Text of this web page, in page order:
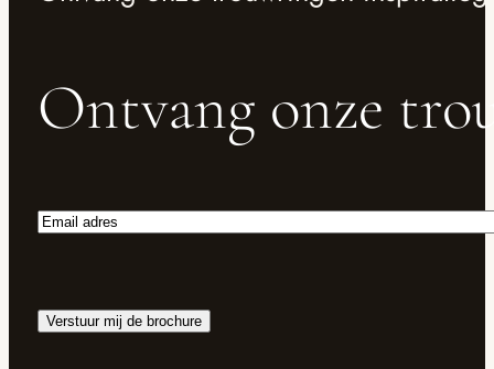
Ontvang onze
Email
Verstuur mij de brochure